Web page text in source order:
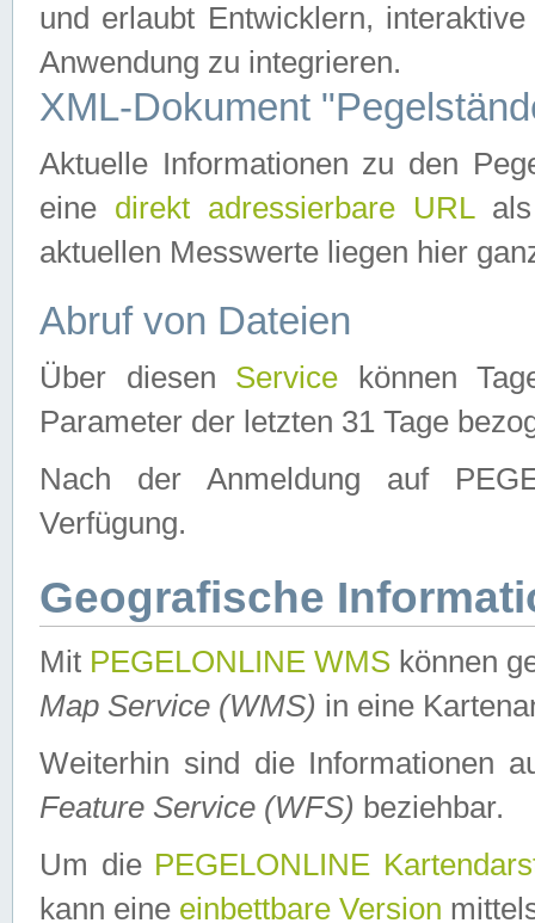
und erlaubt Entwicklern,
Anwendung zu integrieren.
XML-Dokument
Aktuelle Informationen zu den
eine direkt adressierbare URLals
aktuellen Messwerte liegen hier
Abruf von Dateien
Über diesen Service können
Parameter der letzten 31 Tage
Nach der Anmeldung auf
Verfügung.
Geografische
Mit PEGELONLINE WMS können
Map Service (WMS) in eine
Weiterhin sind die Informationen
Feature Service (WFS) beziehbar.
Um die PEGELONLINE
kann eine einbettbare Version